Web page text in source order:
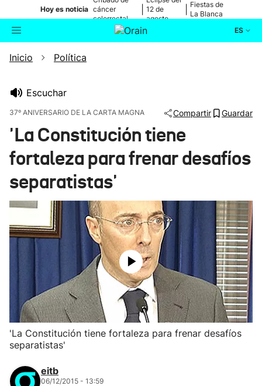
Hoy es noticia cáncer
colorrectal
12 de
agosto
Fiestas de
La Blanca
ES
Buscador
Ikusmiran
Inicio Política
Escuchar
37º ANIVERSARIO DE LA CARTA MAGNA Compartir Guardar
'La Constitución tiene
fortaleza para frenar desafíos
separatistas'
'La Constitución tiene fortaleza para frenar desafíos
separatistas'
eitb
06/12/2015 - 13:59